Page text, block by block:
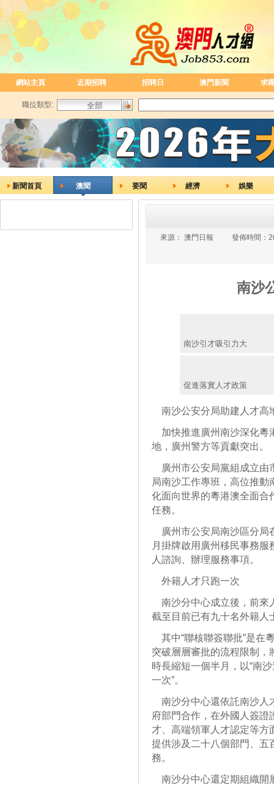
網站主頁 近期招聘 招聘日 澳門新聞 求
職位類型:
新聞首頁 澳聞 要聞 經濟 娛樂
來源： 澳門日報 發佈時間：
南沙
南沙引才吸引力大
促進落實人才政策
南沙公安分局助建人才高
加快推進廣州南沙深化粵
地，廣州警方等貢獻突出。
廣州市公安局黨組成立由
局南沙工作專班，高位推
化面向世界的粵港澳全面合
任務。
廣州市公安局南沙區分局
月掛牌啟用廣州移民事務
人諮詢、辦理服務事項。
外籍人才只跑一次
南沙分中心成立後，前來
截至目前已有九十名外籍人
其中“聯核聯簽聯批”是在
突破層層審批的流程限制，
時長縮短一個半月，以“南
一次”。
南沙分中心還依託南沙人
府部門合作，在外國人簽
才、高端領軍人才認定等方
提供涉及二十八個部門、五
務。
南沙分中心還定期組織開